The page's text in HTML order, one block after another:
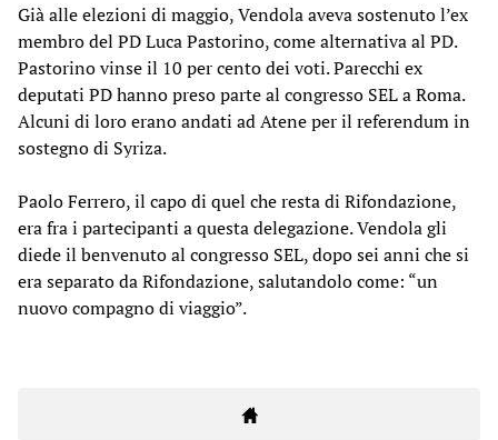
Già alle elezioni di maggio, Vendola aveva sostenuto l’ex
membro del PD Luca Pastorino, come alternativa al PD.
Pastorino vinse il 10 per cento dei voti. Parecchi ex
deputati PD hanno preso parte al congresso SEL a Roma.
Alcuni di loro erano andati ad Atene per il referendum in
sostegno di Syriza.
Paolo Ferrero, il capo di quel che resta di Rifondazione,
era fra i partecipanti a questa delegazione. Vendola gli
diede il benvenuto al congresso SEL, dopo sei anni che si
era separato da Rifondazione, salutandolo come: “un
nuovo compagno di viaggio”.